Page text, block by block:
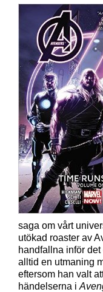
saga om vårt
utökad roaster av
handfallna inför
alltid en utmaning
eftersom han valt
händelserna i